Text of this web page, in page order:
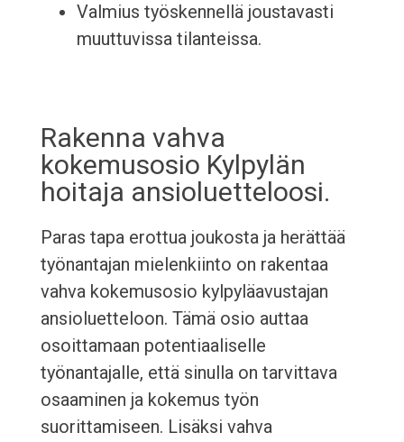
Valmius työskennellä joustavasti
muuttuvissa tilanteissa.
Rakenna vahva
kokemusosio Kylpylän
hoitaja ansioluetteloosi.
Paras tapa erottua joukosta ja herättää
työnantajan mielenkiinto on rakentaa
vahva kokemusosio kylpyläavustajan
ansioluetteloon. Tämä osio auttaa
osoittamaan potentiaaliselle
työnantajalle, että sinulla on tarvittava
osaaminen ja kokemus työn
suorittamiseen. Lisäksi vahva